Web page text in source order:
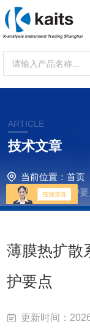
ARTICLE
技术文章
当前位置： 首页
的校准方法与维护
薄膜热扩散
护要点
更新时间：